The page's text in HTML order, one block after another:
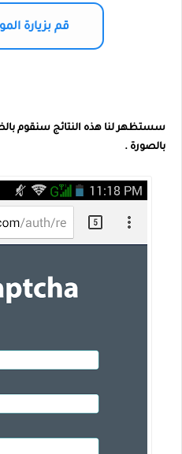
قم بزيارة
سستظهر لنا هذه النتائج سنقوم
بالصورة .